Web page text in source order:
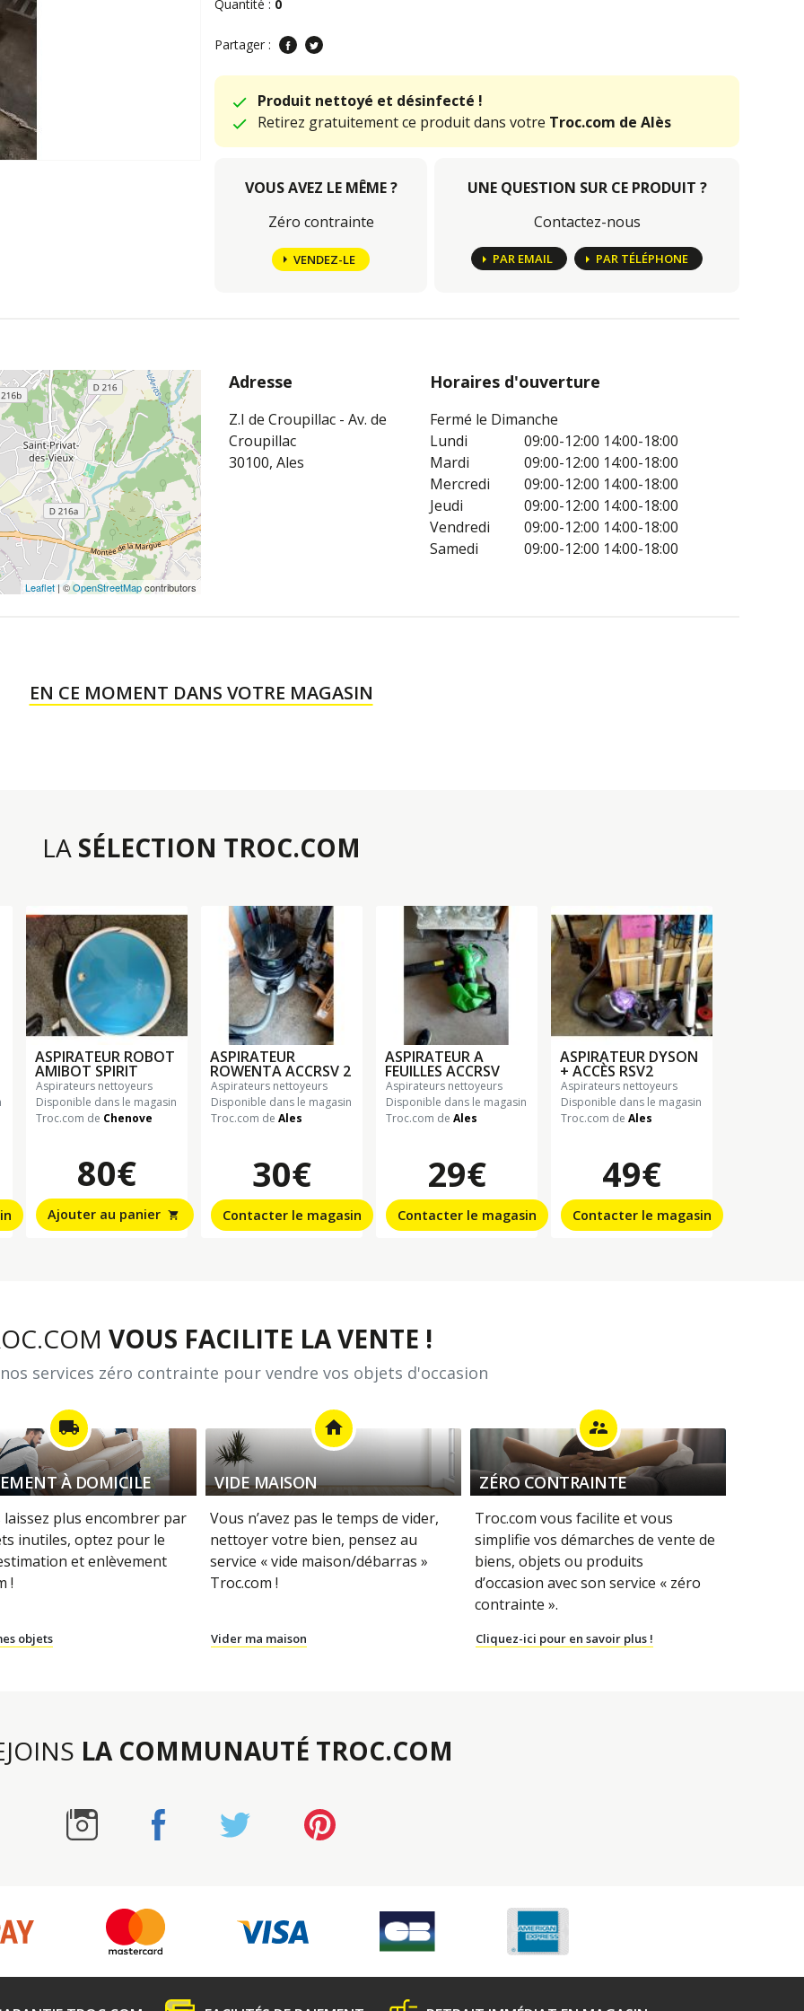
Quantité : 0
Partager :
Produit nettoyé et désinfecté !
Retirez gratuitement ce produit dans votre Troc.com de Alès
VOUS AVEZ LE MÊME ?
Zéro contrainte
VENDEZ-LE
UNE QUESTION SUR CE PRODUIT ?
Contactez-nous
PAR EMAIL PAR TÉLÉPHONE
Leaflet | ©OpenStreetMapcontributors
Adresse
Z.I de Croupillac - Av. de
Croupillac
30100, Ales
Horaires d'ouverture
Fermé le Dimanche
Lundi
09:00-12:00 14:00-18:00
Mardi
09:00-12:00 14:00-18:00
Mercredi
09:00-12:00 14:00-18:00
Jeudi
09:00-12:00 14:00-18:00
Vendredi
09:00-12:00 14:00-18:00
Samedi
09:00-12:00 14:00-18:00
EN CE MOMENT DANS VOTRE MAGASIN
LA SÉLECTION TROC.COM
ASPIRATEUR ROBOT
AMIBOT SPIRIT
aspirateurs nettoyeurs
Disponible dans le magasin
Troc.com de Chenove
80€
Ajouter au panier shopping_cart
ASPIRATEUR
ROWENTA ACCRSV 2
aspirateurs nettoyeurs
Disponible dans le magasin
Troc.com de Ales
30€
Contacter le magasin
ASPIRATEUR A
FEUILLES ACCRSV
aspirateurs nettoyeurs
Disponible dans le magasin
Troc.com de Ales
29€
Contacter le magasin
ASPIRATEUR DYSON
+ ACCÈS RSV2
aspirateurs nettoyeurs
Disponible dans le magasin
Troc.com de Ales
49€
Contacter le magasin
VOUS FACILITE LA VENTE !
services zéro contrainte pour vendre vos objets d'occasion
local_shipping
À DOMICILE
laissez plus encombrer par
inutiles, optez pour le
et enlèvement
!
objets
home
VIDE MAISON
Vous n’avez pas le temps de vider,
nettoyer votre bien, pensez au
service « vide maison/débarras »
Troc.com !
Vider ma maison
supervisor_account
ZÉRO CONTRAINTE
Troc.com vous facilite et vous
simplifie vos démarches de vente de
biens, objets ou produits
d’occasion avec son service « zéro
contrainte ».
Cliquez-ici pour en savoir plus !
LA COMMUNAUTÉ TROC.COM